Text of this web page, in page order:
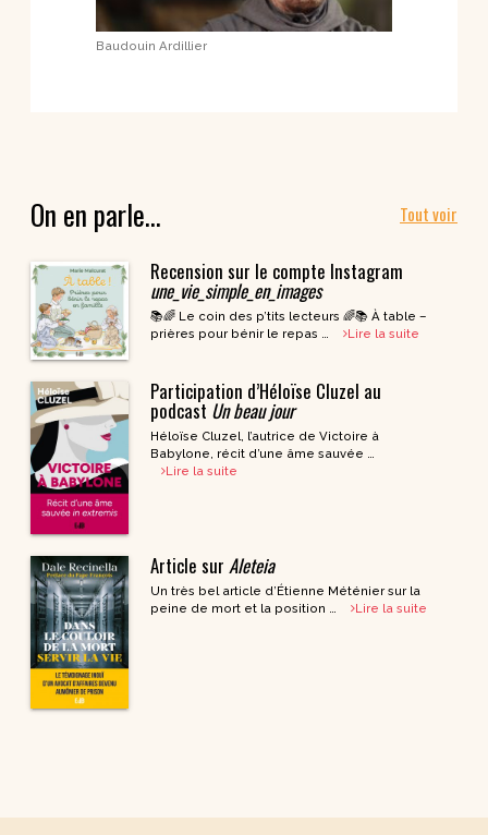
Baudouin Ardillier
On en parle… Tout voir
Recension sur le compte Instagram
une_vie_simple_en_images
📚🌈 Le coin des p’tits lecteurs 🌈📚 À table –
prières pour bénir le repas …
Lire la suite
Participation d’Héloïse Cluzel au
podcast Un beau jour
Héloïse Cluzel, l’autrice de Victoire à
Babylone, récit d’une âme sauvée …
Lire la suite
Article sur Aleteia
Un très bel article d’Étienne Méténier sur la
peine de mort et la position …
Lire la suite